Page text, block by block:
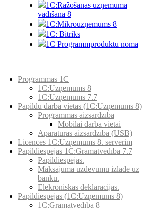
1C:Ražošanas uzņēmuma
vadīšana 8
1С:Мikrouzņēmums 8
1C: Bitriks
1C Programmproduktu noma
Programmas 1C
1C:Uzņēmums 8
1C:Uzņēmums 7.7
Papildu darba vietas (1C:Uzņēmums 8)
Programmas aizsardzība
Mobilai darba vietai
Aparatūras aizsardzība (USB)
Licences 1C:Uzņēmums 8. serverim
Papildiespējas 1C:Grāmatvedība 7.7
Papildiespējas.
Maksājuma uzdevumu izlāde uz
banku.
Elekroniskās deklarācijas.
Papildiespējas (1C:Uzņēmums 8)
1C:Grāmatvedība 8